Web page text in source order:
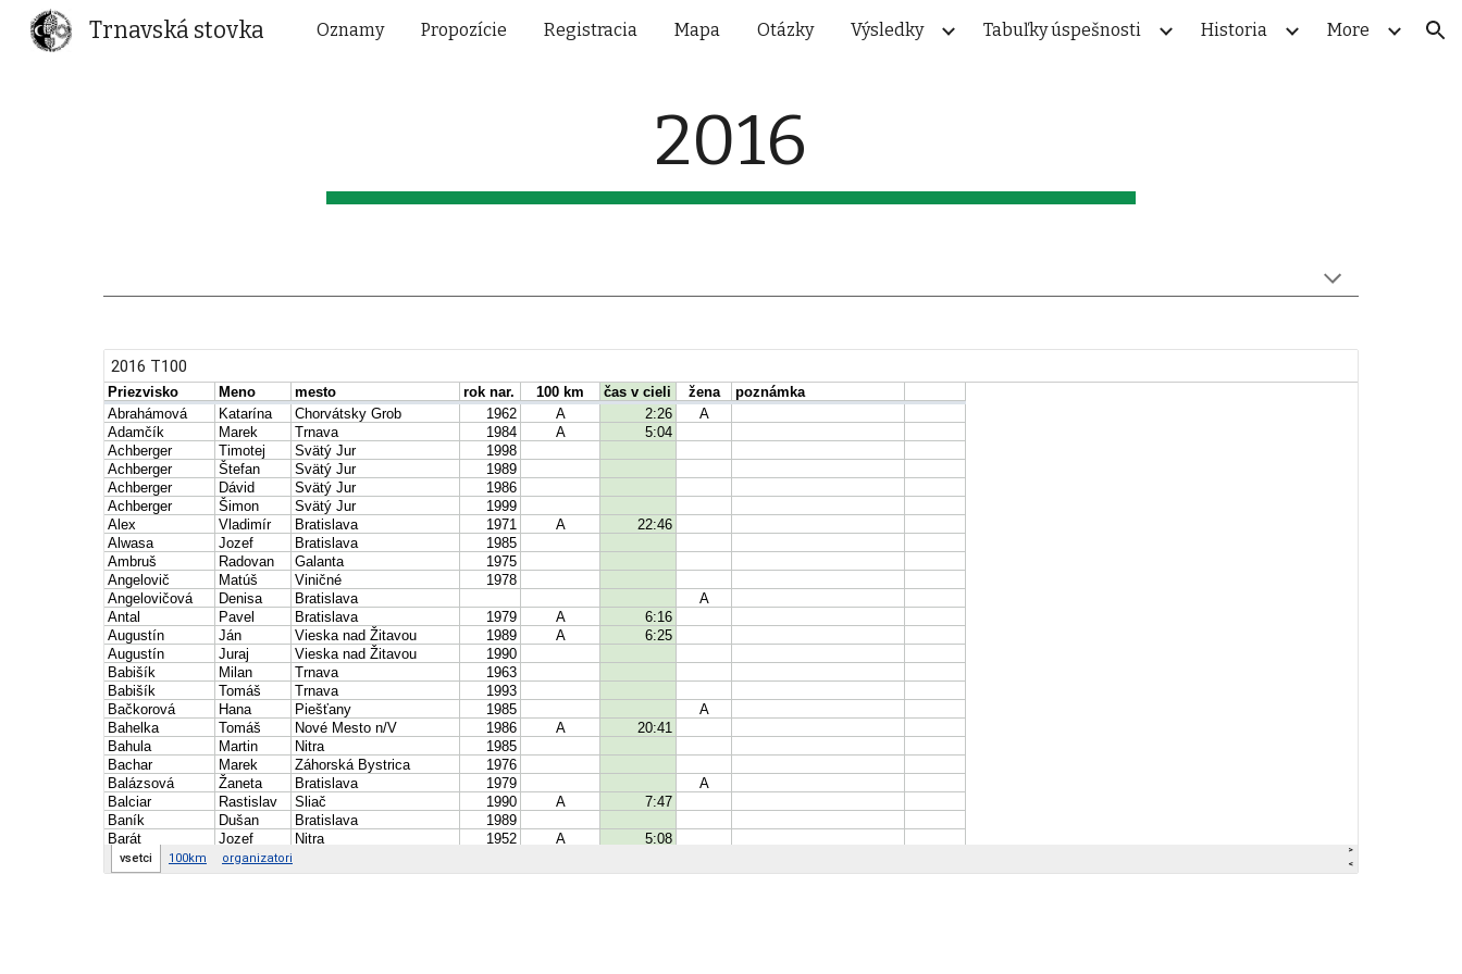
Skip to main content Skip to navigation
Trnavská stovka Oznamy Propozície Registracia Mapa Otázky Výsledky Tabuľky úspešnosti Historia More
2016